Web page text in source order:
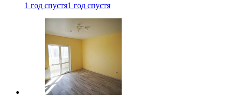
1 год спустя1 год спустя